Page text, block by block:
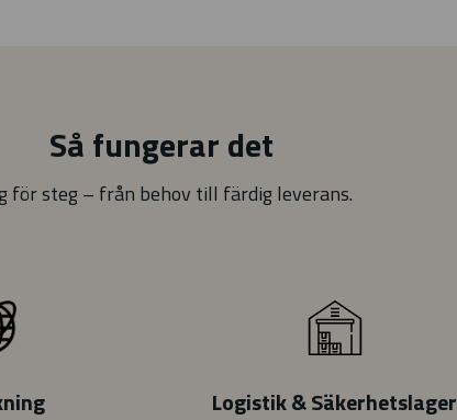
Så fungerar det
för steg – från behov till färdig leverans.
Logistik & Säkerhetslager